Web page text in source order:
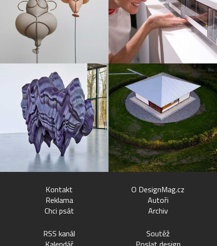
Kontakt
Reklama
Chci psát
O DesignMag.cz
Autoři
Archiv
RSS kanál
Soutěž